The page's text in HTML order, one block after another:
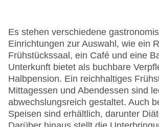
Garage
Garten: ohne Gebühr
Hoteleröffnung: 1500
Hotelsafe
WLAN/WiFi im Hotel
Letzte umfassende Renovierung:
Lift
Minimarkt
Anzahl der Aufzüge: 1
Es stehen verschiedene
Einrichtungen zur Auswahl, wie ein
Frühstückssaal, ein Café und eine
Unterkunft bietet als buchbare
Halbpension. Ein reichhaltiges
Mittagessen und Abendessen sind
abwechslungsreich gestaltet. Auch
Speisen sind erhältlich, darunter